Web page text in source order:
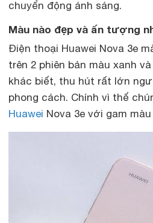
chuyển động ánh sáng.
Màu nào đẹp và ấn tượng
Điện thoại Huawei Nova 3e
trên 2 phiên bản màu xanh
khác biết, thu hút rất lớn
phong cách. Chính vì thế
Huawei Nova 3e với gam